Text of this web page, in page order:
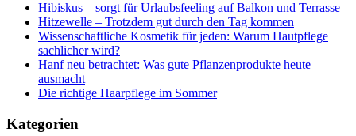
Hibiskus – sorgt für Urlaubsfeeling auf Balkon und Terrasse
Hitzewelle – Trotzdem gut durch den Tag kommen
Wissenschaftliche Kosmetik für jeden: Warum Hautpflege
sachlicher wird?
Hanf neu betrachtet: Was gute Pflanzenprodukte heute
ausmacht
Die richtige Haarpflege im Sommer
Kategorien